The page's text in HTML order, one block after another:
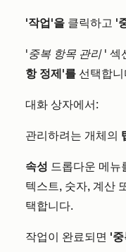
'작업'을 클릭하고 '
'중복 항목 관리' 섹
항 정제'를 선택합
대화 상자에서:
관리하려는 개체의
속성 드롭다운 메뉴
텍스트, 숫자, 계산
택합니다.
작업이 완료되면 '